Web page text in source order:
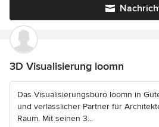
3D Visualisierung loomn
Das Visualisierungsbüro loomn in
und verlässlicher Partner für
Raum. Mit seinen 3...